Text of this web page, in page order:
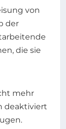
von
der
die sie
mehr
deaktiviert